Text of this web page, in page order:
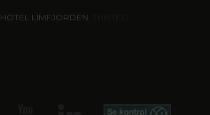
HOTEL LIMFJORDEN